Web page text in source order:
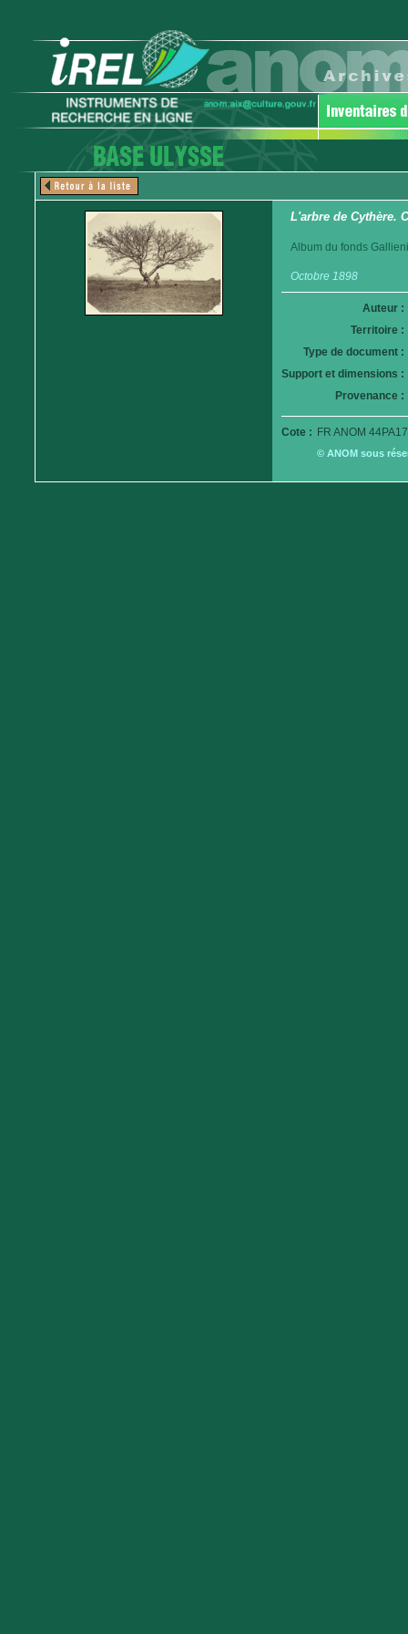
L'arbre de Cythère.
Album du fonds
Octobre 1898
Auteur :
Territoire :
Type de document :
Support et dimensions :
Provenance :
Cote : FR ANOM
© ANOM sous